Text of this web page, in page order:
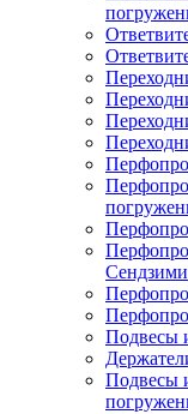
Подвесы
Подвесы